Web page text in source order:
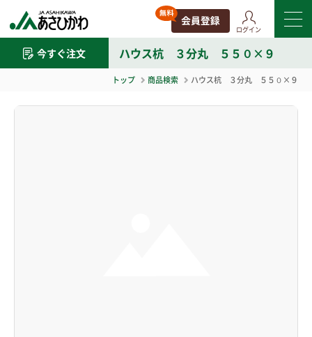
ログイン
今すぐ注文 ハウス杭 ３分丸 ５５０×９
トップ 商品検索 ハウス杭 ３分丸 ５５０×９